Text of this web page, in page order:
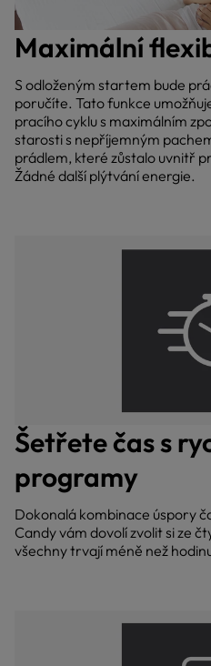
Maximální
S odloženým startem bude
poručíte. Tato funkce
pracího cyklu s maximálním
starosti s nepříjemným
prádlem, které zůstalo uvnitř
Žádné další plýtvání energie.
Šetřete čas s
programy
Dokonalá kombinace úspory
Candy vám dovolí zvolit si ze
všechny trvají méně než